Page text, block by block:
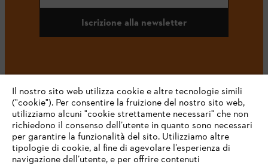
Iscrizione alla newsletter
#STIHL
Il nostro sito web utilizza cookie e altre tecnologie simili
("cookie"). Per consentire la fruizione del nostro sito web,
utilizziamo alcuni "cookie strettamente necessari" che non
richiedono il consenso dell’utente in quanto sono necessari
per garantire la funzionalità del sito. Utilizziamo altre
tipologie di cookie, al fine di agevolare l’esperienza di
navigazione dell’utente, e per offrire contenuti